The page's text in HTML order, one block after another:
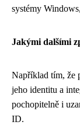
systémy
Jakými dalšími
Například tím, že
jeho identitu a
pochopitelně i
ID.